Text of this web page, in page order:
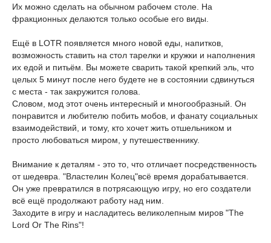
Их можно сделать на обычном рабочем столе. На
фракционных делаются только особые его виды.
Ещё в LOTR появляется много новой еды, напитков,
возможность ставить на стол тарелки и кружки и наполнения
их едой и питьём. Вы можете сварить такой крепкий эль, что
целых 5 минут после него будете не в состоянии сдвинуться
с места - так закружится голова.
Словом, мод этот очень интересный и многообразный. Он
понравится и любителю побить мобов, и фанату социальных
взаимодействий, и тому, кто хочет жить отшельником и
просто любоваться миром, у путешественнику.
Внимание к деталям - это то, что отличает посредственность
от шедевра. "Властелин Колец"всё время дорабатывается.
Он уже превратился в потрясающую игру, но его создатели
всё ещё продолжают работу над ним.
Заходите в игру и насладитесь великолепным миров "The
Lord Or The Rins"!